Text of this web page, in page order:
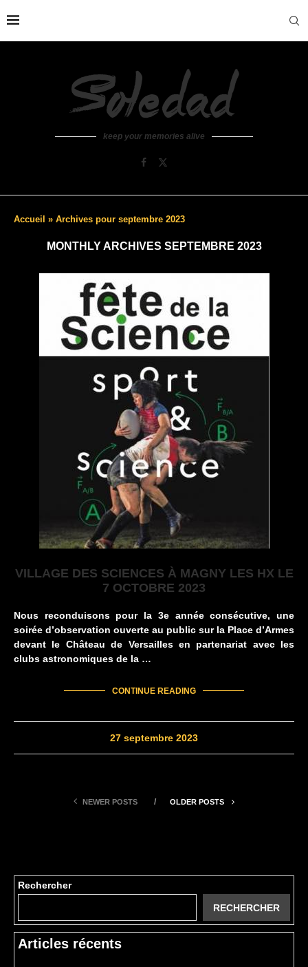
keep your memories alive
Accueil » Archives pour septembre 2023
MONTHLY ARCHIVES SEPTEMBRE 2023
VILLAGE DES SCIENCES À MAGNY LES HX LE
7 OCTOBRE 2023
Nous reconduisons pour la 3e année consécutive, une
soirée d’observation ouverte au public sur la Place d’Armes
devant le Château de Versailles en partenariat avec les
clubs astronomiques de la …
CONTINUE READING
27 septembre 2023
NEWER POSTS OLDER POSTS
Rechercher
RECHERCHER
Articles récents